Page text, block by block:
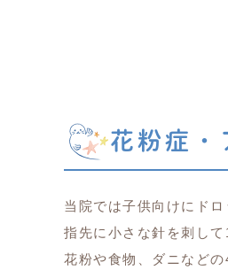
花粉症・
当院では子供向けにド
指先に小さな針を刺し
花粉や食物、ダニなど